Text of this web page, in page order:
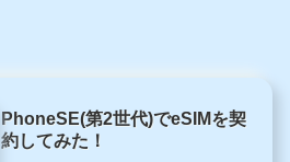
PhoneSE(第2世代)でeSIMを契
約してみた！